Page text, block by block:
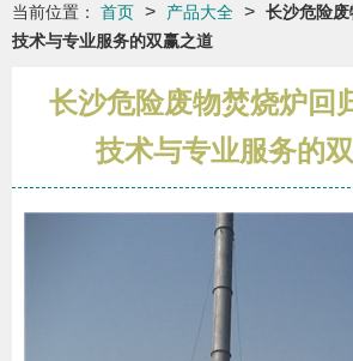
当前位置： 首页 > 产品大全 > 长沙危险
技术与专业服务的双赢之道
长沙危险废物焚烧炉回
技术与专业服务的